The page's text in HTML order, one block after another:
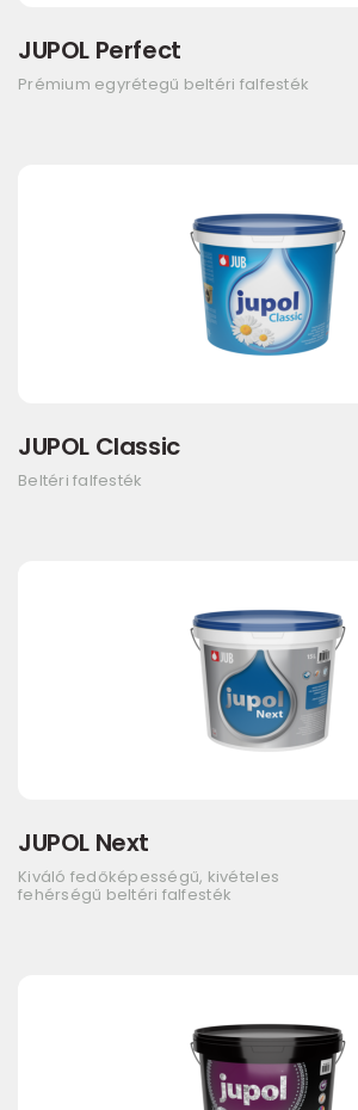
JUPOL Perfect
Prémium egyrétegű beltéri falfesték
JUPOL Classic
Beltéri falfesték
JUPOL Next
Kiváló fedőképességű, kivételes
fehérségű beltéri falfesték